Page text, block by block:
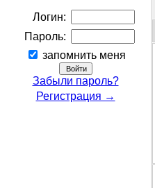
Логин:
Пароль:
запомнить меня
Забыли пароль?
Регистрация →